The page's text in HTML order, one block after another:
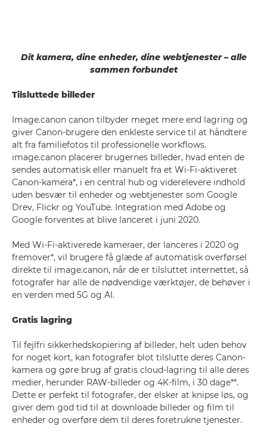
Dit kamera, dine enheder, dine webtjenester – alle
sammen forbundet
Tilsluttede billeder
Image.canon canon tilbyder meget mere end lagring og
giver Canon-brugere den enkleste service til at håndtere
alt fra familiefotos til professionelle workflows.
image.canon placerer brugernes billeder, hvad enten de
sendes automatisk eller manuelt fra et Wi-Fi-aktiveret
Canon-kamera*, i en central hub og viderelevere indhold
uden besvær til enheder og webtjenester som Google
Drev, Flickr og YouTube. Integration med Adobe og
Google forventes at blive lanceret i juni 2020.
Med Wi-Fi-aktiverede kameraer, der lanceres i 2020 og
fremover*, vil brugere få glæde af automatisk overførsel
direkte til image.canon, når de er tilsluttet internettet, så
fotografer har alle de nødvendige værktøjer, de behøver i
en verden med 5G og AI.
Gratis lagring
Til fejlfri sikkerhedskopiering af billeder, helt uden behov
for noget kort, kan fotografer blot tilslutte deres Canon-
kamera og gøre brug af gratis cloud-lagring til alle deres
medier, herunder RAW-billeder og 4K-film, i 30 dage**.
Dette er perfekt til fotografer, der elsker at knipse løs, og
giver dem god tid til at downloade billeder og film til
enheder og overføre dem til deres foretrukne tjenester.